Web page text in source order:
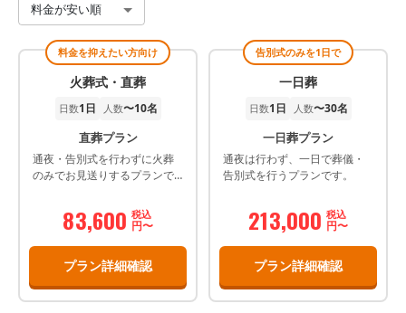
料金が安い順
料金を抑えたい方向け
火葬式・直葬
日数1日 人数〜10名
直葬プラン
通夜・告別式を行わずに火葬
のみでお見送りするプランで
83,600 税込
円〜
プラン詳細確認
告別式のみを1日で
一日葬
日数1日 人数〜30名
一日葬プラン
通夜は行わず、一日で葬儀・
告別式を行うプランです。
213,000 税込
円〜
プラン詳細確認